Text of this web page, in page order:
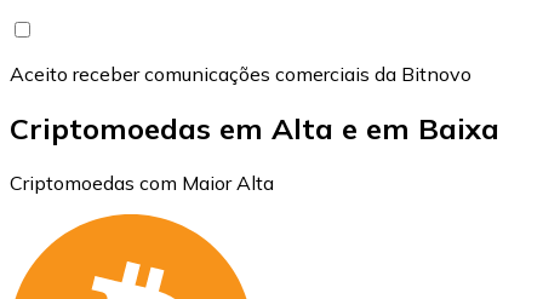
Aceito receber comunicações comerciais da Bitnovo
Criptomoedas em Alta e em Baixa
Criptomoedas com Maior Alta